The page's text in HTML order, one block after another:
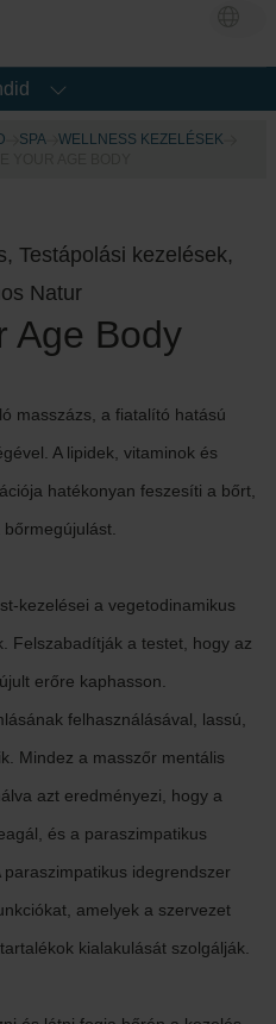
SPA
WELLNESS KEZELÉSEK
Testápolási kezelések,
Natur
Age Body
masszázs, a fiatalító hatású
A lipidek, vitaminok és
hatékonyan feszesíti a bőrt,
kezelései a vegetodinamikus
Felszabadítják a testet, hogy az
erőre kaphasson.
felhasználásával, lassú,
Mindez a masszőr mentális
azt eredményezi, hogy a
és a paraszimpatikus
idegrendszer
amelyek a szervezet
kialakulását szolgálják.